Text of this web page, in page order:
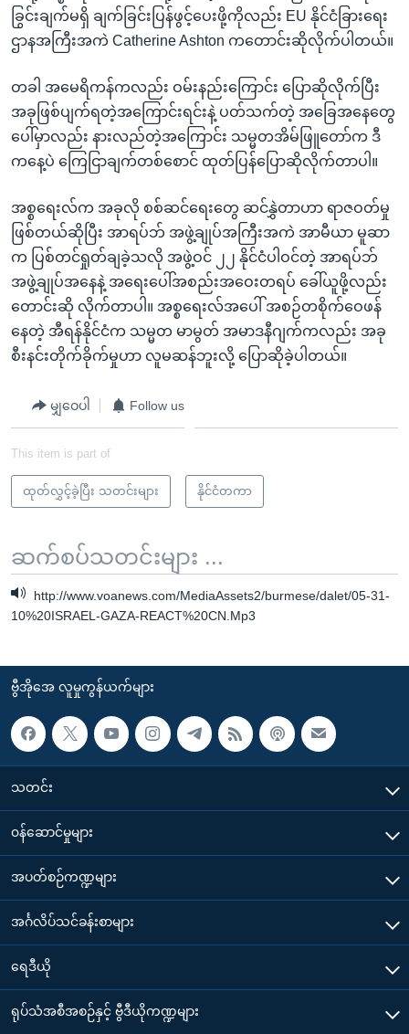
ရန်
နေရာ
သို့
ကျော်
ရန်
ခြွင်းချက်မရှိ ချက်ခြင်းပြန်ဖွင့်ပေးဖို့ကိုလည်း EU နိုင်ငံခြားရေး
ဌာနအကြီးအကဲ Catherine Ashton ကတောင်းဆိုလိုက်ပါတယ်။
တခါ အမေရိကန်ကလည်း ဝမ်းနည်းကြောင်း ပြောဆိုလိုက်ပြီး
အခုဖြစ်ပျက်ရတဲ့အကြောင်းရင်းနဲ့ ပတ်သက်တဲ့ အခြေအနေတွေ
ပေါ်မှာလည်း နားလည်တဲ့အကြောင်း သမ္မတအိမ်ဖြူတော်က ဒီ
ကနေ့ပဲ ကြေငြာချက်တစ်စောင် ထုတ်ပြန်ပြောဆိုလိုက်တာပါ။
အစ္စရေးလ်က အခုလို စစ်ဆင်ရေးတွေ ဆင်နွှဲတာဟာ ရာဇဝတ်မှု
ဖြစ်တယ်ဆိုပြီး အာရပ်ဘ် အဖွဲ့ချုပ်အကြီးအကဲ အာမီယာ မူဆာ
က ပြစ်တင်ရှုတ်ချခဲ့သလို အဖွဲ့ဝင် ၂၂ နိုင်ငံပါဝင်တဲ့ အာရပ်ဘ်
အဖွဲ့ချုပ်အနေနဲ့ အရေးပေါ်အစည်းအဝေးတရပ် ခေါ်ယူဖို့လည်း
တောင်းဆို လိုက်တာပါ။ အစ္စရေးလ်အပေါ် အစဉ်တစိုက်ဝေဖန်
နေတဲ့ အီရန်နိုင်ငံက သမ္မတ မာမွတ် အမာဒနီဂျက်ကလည်း အခု
စီးနင်းတိုက်ခိုက်မှုဟာ လူမဆန်ဘူးလို့ ပြောဆိုခဲ့ပါတယ်။
မျှဝေပါ Follow us
This item is part of
ထုတ်လွှင့်ခဲ့ပြီး သတင်းများ နိုင်ငံတကာ
ဆက်စပ်သတင်းများ ...
http://www.voanews.com/MediaAssets2/burmese/dalet/05-31-
10%20ISRAEL-GAZA-REACT%20CN.Mp3
ဗွီအိုအေ လူမှုကွန်ယက်များ
သတင်း
၀န်ဆောင်မှုများ
အပတ်စဉ်ကဏ္ဍများ
အင်္ဂလိပ်သင်ခန်းစာများ
ရေဒီယို
ရုပ်သံအစီအစဉ်နှင့် ဗွီဒီယိုကဏ္ဍများ